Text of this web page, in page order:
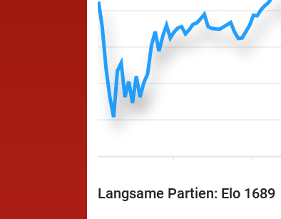
Langsame Partien: Elo 1689